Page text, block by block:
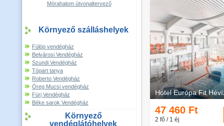
Mórahalom útvonaltervező
Környező szálláshelyek
Fülöp vendégház
Belvárosi Vendégház
Szundi Vendégház
Tópart tanya
Roberto Vendégház
Öreg Mucsi vendégház
Fürj Vendégház
Béke sarok Vendégház
Környező
vendéglátóhelyek